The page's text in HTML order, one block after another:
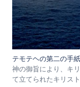
テモテヘの第二の手
神の御旨により、キ
て立てられたキリス